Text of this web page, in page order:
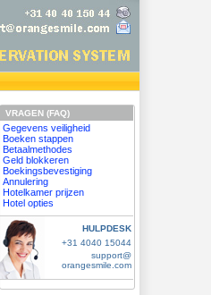
VRAGEN (FAQ)
Gegevens veiligheid
Boeken stappen
Betaalmethodes
Geld blokkeren
Boekingsbevestiging
Annulering
Hotelkamer prijzen
Hotel opties
HULPDESK
+31 4040 15044
support@
orangesmile.com